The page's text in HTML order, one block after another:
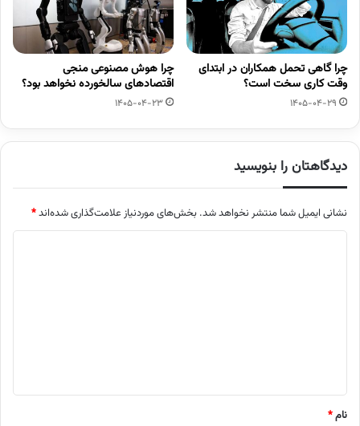
چرا گاهی تحمل همکاران در ابتدای
وقت کاری سخت است؟
1405-04-29
چرا هوش مصنوعی منجی
اقتصادهای سالخورده نخواهد بود؟
1405-04-23
دیدگاهتان را بنویسید
نشانی ایمیل شما منتشر نخواهد شد. بخش‌های موردنیاز علامت‌گذاری شده‌اند*
نام*